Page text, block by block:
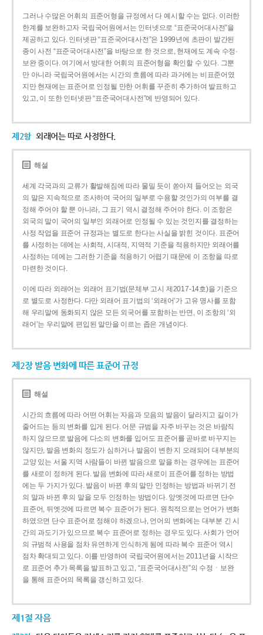
그러나 수많은 어휘의 표준어형을 규정에서 다 예시할 수는 없다. 이러한
한계를 보완하고자 국립국어원에서는 인터넷으로 “표준국어대사전”을
제공하고 있다. 인터넷판 “표준국어대사전”은 1999년에 초판이 발간된
종이 사전 “표준국어대사전”을 바탕으로 한 것으로, 현재에도 계속 수정·
보완 중이다. 여기에서 방대한 어휘의 표준어형을 확인할 수 있다. 그뿐
만 아니라 국립국어원에서는 시간의 흐름에 따라 과거에는 비표준어였
지만 현재에는 표준어로 인정될 만한 어휘를 꾸준히 추가하여 발표하고
있고, 이 또한 인터넷판 “표준국어대사전”에 반영되어 있다.
제2항 외래어는 따로 사정한다.
해설
세계 각국과의 교류가 활발해짐에 따라 물밀 듯이 쏟아져 들어오는 외국
의 말은 지속적으로 조사하여 국어의 일부로 수용할 것인가의 여부를 결
정해 주어야 할 뿐 아니라, 그 표기 역시 결정해 주어야 한다. 이 조항은
외국의 말이 국어의 일부인 외래어로 인정될 수 있는 것인지를 결정하는
사정 작업을 표준어 규정과는 별도로 한다는 사실을 밝힌 것이다. 표준어
를 사정하는 데에는 사회적, 시대적, 지역적 기준을 적용하지만 외래어를
사정하는 데에는 그러한 기준을 적용하기 어렵기 때문에 이 조항을 따로
마련한 것이다.
이에 따라 외래어는 외래어 표기법(문체부 고시 제2017-14호)을 기준으
로 별도로 사정한다. 다만 외래어 표기법의 ‘외래어’가 고유 명사를 포함
해 우리말에 동화되지 않은 모든 외국어를 포함하는 반면, 이 조항의 ‘외
래어’는 우리말에 편입된 말만을 이르는 좁은 개념이다.
제2장 발음 변화에 따른 표준어 규정
해설
시간의 흐름에 따라 어떤 어휘는 자음과 모음의 발음이 달라지고 길이가
줄어드는 등의 변화를 입게 된다. 어문 규범을 자주 바꾸는 것은 바람직
하지 않으므로 발음에 다소의 변화를 입어도 표준어를 곧바로 바꾸지는
않지만, 발음 변화의 정도가 심하거나 발음이 변한 지 오래되어 대부분의
교양 있는 서울 지역 사람들이 바뀐 발음으로 말을 하는 경우에는 표준어
를 새로이 정하게 된다. 발음 변화에 따라 새로이 표준어를 정하는 방법
에는 두 가지가 있다. 발음이 바뀐 후의 말만 인정하는 방법과 바뀌기 전
의 말과 바뀐 후의 말을 모두 인정하는 방법이다. 앞엣것에 따르면 단수
표준어, 뒤엣것에 따르면 복수 표준어가 된다. 원칙적으로는 언어가 변화
하였으면 단수 표준어로 정해야 하겠으나, 언어의 변화에는 대부분 긴 시
간의 과도기가 있으므로 복수 표준어로 정하는 경우도 있다. 사회가 언어
의 규범적 사용을 점차 유연하게 인식하게 됨에 따라 복수 표준어 역시
점차 확대되고 있다. 이를 반영하여 국립국어원에서는 2011년을 시작으
로 표준어 추가 목록을 발표하고 있고, “표준국어대사전”의 수정ㆍ보완
을 통해 표준어의 목록을 갱신하고 있다.
제1절 자음